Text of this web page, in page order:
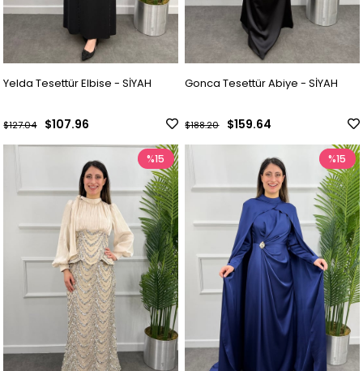
Yelda Tesettür Elbise - SİYAH
$107.96
$127.04
Gonca Tesettür Abiye - SİYAH
$159.64
$188.20
%15 %15